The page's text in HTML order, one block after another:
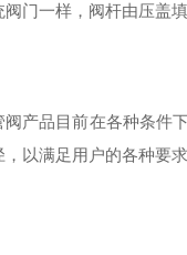
阀门一样，阀杆由压盖
阀产品目前在各种条件
以满足用户的各种要求